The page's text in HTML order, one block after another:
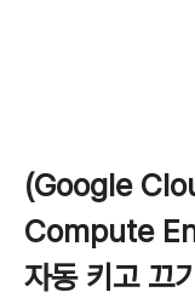
(Google
Compute
자동 키고 끄기